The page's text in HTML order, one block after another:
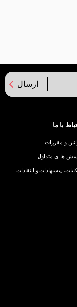
ارسال
با ما
و مقررات
ها ی متداول
پیشنهادات و انتقادات